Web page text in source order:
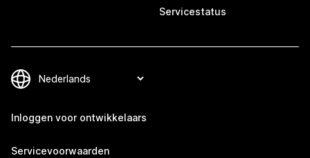
Servicestatus
Inloggen voor ontwikkelaars
Servicevoorwaarden